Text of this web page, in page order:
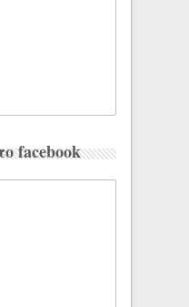
facebook